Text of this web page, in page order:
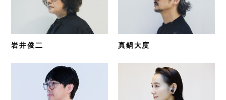
岩井俊二 真鍋大度